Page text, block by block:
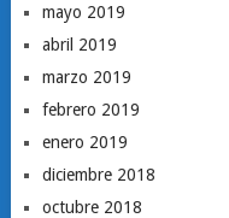
mayo 2019
abril 2019
marzo 2019
febrero 2019
enero 2019
diciembre 2018
octubre 2018